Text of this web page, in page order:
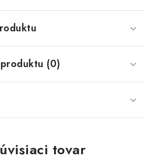
(0)
tovar